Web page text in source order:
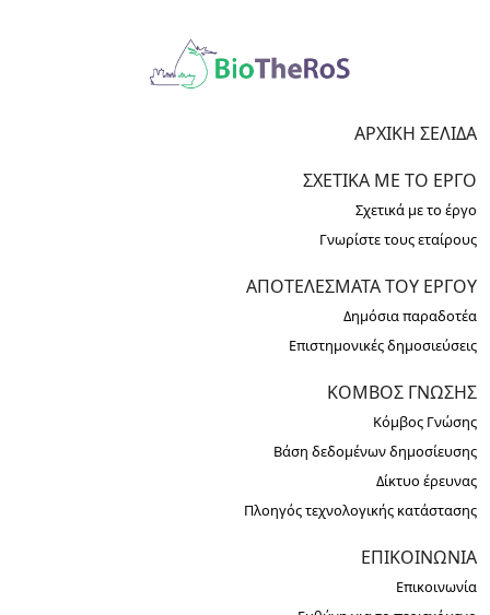
ΑΡΧΙΚΉ ΣΕΛΊΔΑ
ΣΧΕΤΙΚΆ ΜΕ ΤΟ ΈΡΓΟ
Σχετικά με το έργο
Γνωρίστε τους εταίρους
ΑΠΟΤΕΛΈΣΜΑΤΑ ΤΟΥ ΈΡΓΟΥ
Δημόσια παραδοτέα
Επιστημονικές δημοσιεύσεις
ΚΌΜΒΟΣ ΓΝΏΣΗΣ
Κόμβος Γνώσης
Βάση δεδομένων δημοσίευσης
Δίκτυο έρευνας
Πλοηγός τεχνολογικής κατάστασης
ΕΠΙΚΟΙΝΩΝΊΑ
Επικοινωνία